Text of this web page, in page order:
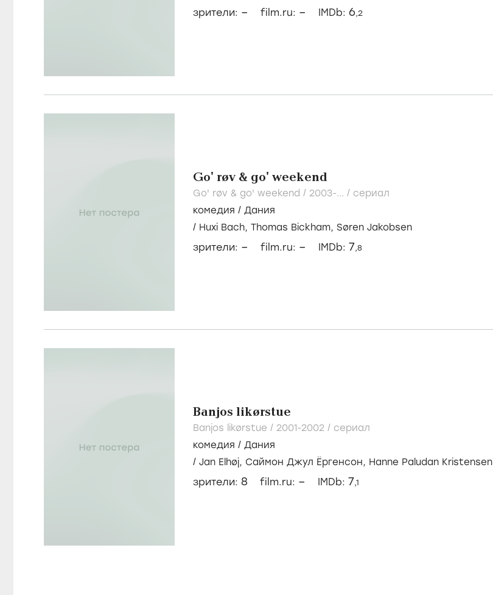
зрители: – film.ru: – IMDb: 6,2
Go' røv & go' weekend
Go' røv & go' weekend / 2003-... / сериал
комедия / Дания
/ Huxi Bach, Thomas Bickham, Søren Jakobsen
зрители: – film.ru: – IMDb: 7,8
Banjos likørstue
Banjos likørstue / 2001-2002 / сериал
комедия / Дания
/ Jan Elhøj, Саймон Джул Ёргенсон, Hanne Paludan Kristensen
зрители: 8 film.ru: – IMDb: 7,1